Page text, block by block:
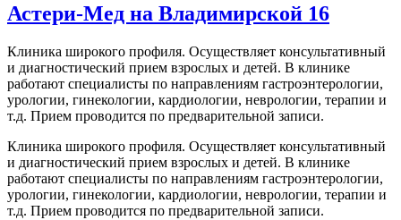
Астери-Мед на Владимирской 16
Клиника широкого профиля. Осуществляет консультативный
и диагностический прием взрослых и детей. В клинике
работают специалисты по направлениям гастроэнтерологии,
урологии, гинекологии, кардиологии, неврологии, терапии и
т.д. Прием проводится по предварительной записи.
Клиника широкого профиля. Осуществляет консультативный
и диагностический прием взрослых и детей. В клинике
работают специалисты по направлениям гастроэнтерологии,
урологии, гинекологии, кардиологии, неврологии, терапии и
т.д. Прием проводится по предварительной записи.